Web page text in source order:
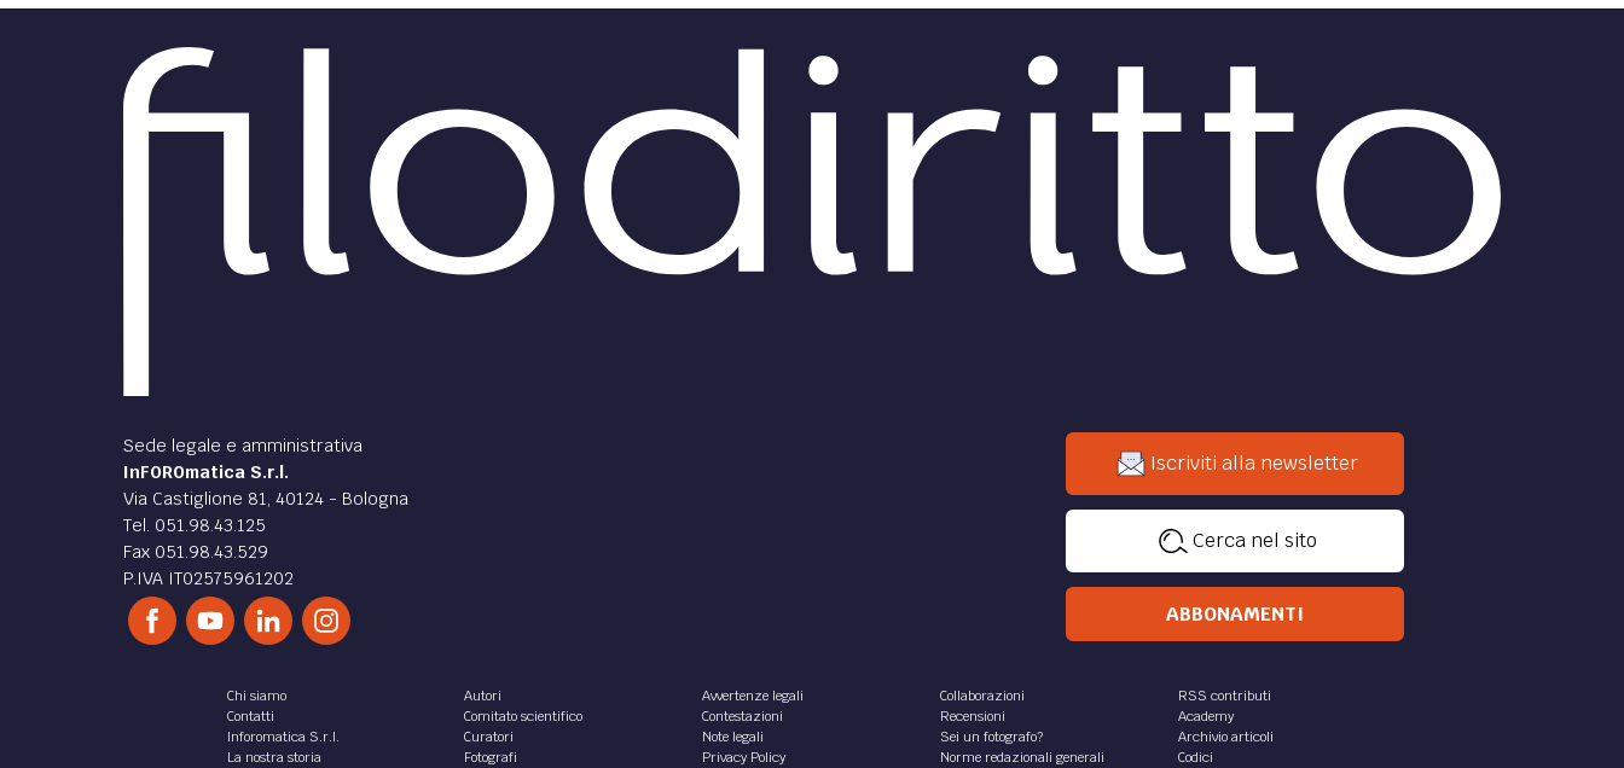
Sede legale e amministrativa
InFOROmatica S.r.l.
Via Castiglione 81, 40124 - Bologna
Tel. 051.98.43.125
Fax 051.98.43.529
P.IVA IT02575961202
Iscriviti alla newsletter
Cerca nel sito
ABBONAMENTI
Chi siamo
Contatti
Inforomatica S.r.l.
La nostra storia
Autori
Comitato scientifico
Curatori
Fotografi
Avvertenze legali
Contestazioni
Note legali
Privacy Policy
Collaborazioni
Recensioni
Sei un fotografo?
Norme redazionali generali
RSS contributi
Academy
Archivio articoli
Codici